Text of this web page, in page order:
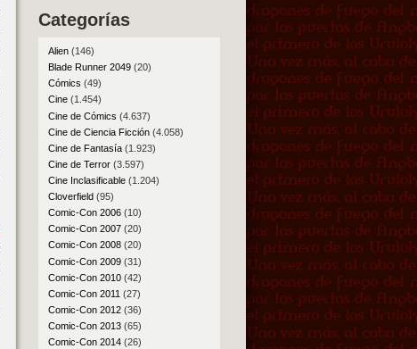
Categorías
Alien(146)
Blade Runner 2049(20)
Cómics (49)
Cine(1.454)
Cine de Cómics (4.637)
Cine de Ciencia Ficción(4.058)
Cine de Fantasía(1.923)
Cine de Terror(3.597)
Cine Inclasificable(1.204)
Cloverfield(95)
Comic-Con 2006(10)
Comic-Con 2007(20)
Comic-Con 2008(20)
Comic-Con 2009(31)
Comic-Con 2010(42)
Comic-Con 2011 (27)
Comic-Con 2012(36)
Comic-Con 2013(65)
Comic-Con 2014(26)